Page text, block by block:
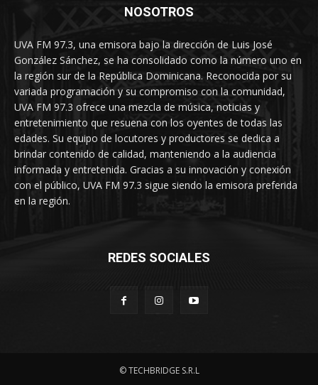
NOSOTROS
UVA FM 97.3, una emisora bajo la dirección de Luis José
González Sánchez, se ha consolidado como la número uno en
la región sur de la República Dominicana. Reconocida por su
variada programación y su compromiso con la comunidad,
UVA FM 97.3 ofrece una mezcla de música, noticias y
entretenimiento que resuena con los oyentes de todas las
edades. Su equipo de locutores y productores se dedica a
brindar contenido de calidad, manteniendo a la audiencia
informada y entretenida. Gracias a su innovación y conexión
con el público, UVA FM 97.3 sigue siendo la emisora preferida
en la región.
REDES SOCIALES
© TECHBRIDGE S.R.L